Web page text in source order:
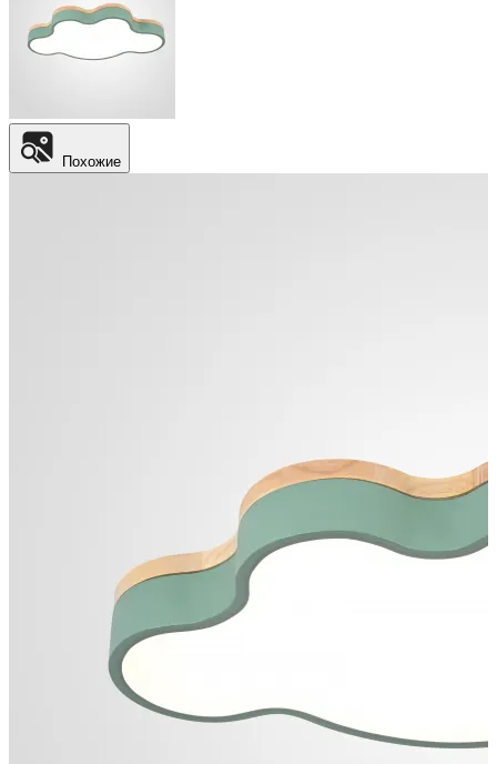
Похожие